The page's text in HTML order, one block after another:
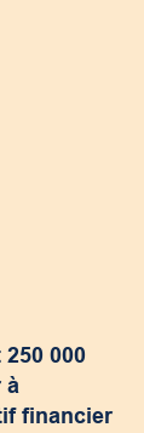
000
à
financier